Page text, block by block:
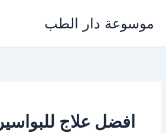
المحتوى
موسوعة دار الطب
افضل علاج للبواسير